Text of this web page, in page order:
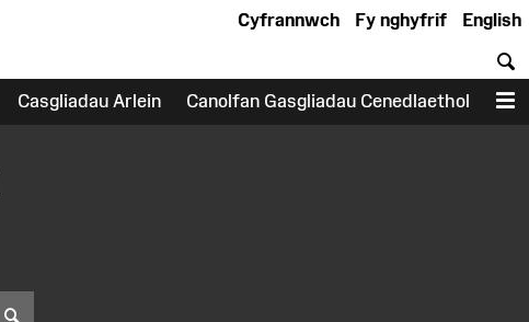
English
Fy nghyfrif
Cyfrannwch
Casgliadau Arlein Canolfan Gasgliadau Cenedlaethol